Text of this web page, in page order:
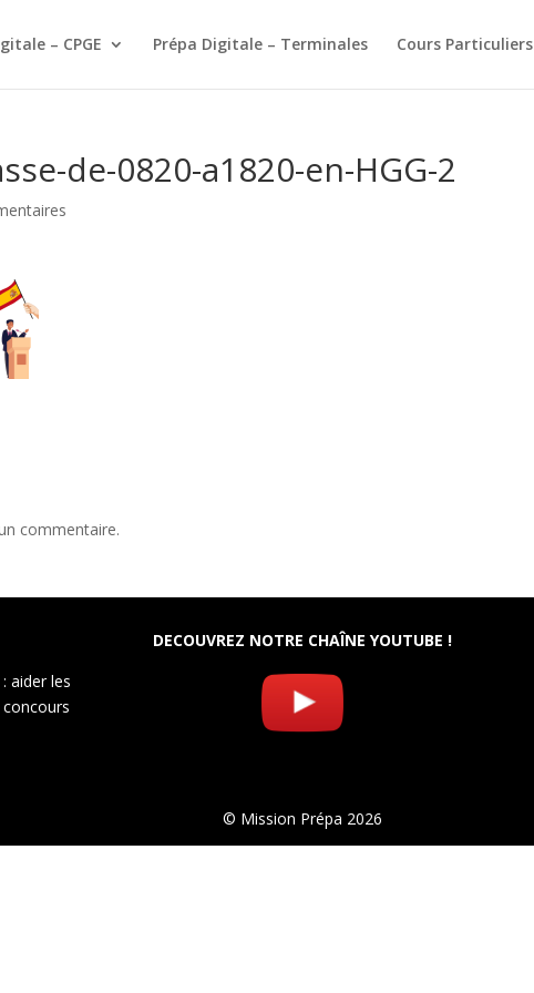
– CPGE Prépa Digitale – Terminales Cours Particuliers
de-0820-a1820-en-HGG-2
commentaire.
aider les
DECOUVREZ NOTRE CHAÎNE YOUTUBE !
© Mission Prépa 2026